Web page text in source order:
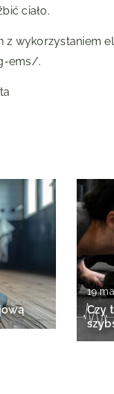
ciało.
z wykorzystaniem
ems/.
19
Czy